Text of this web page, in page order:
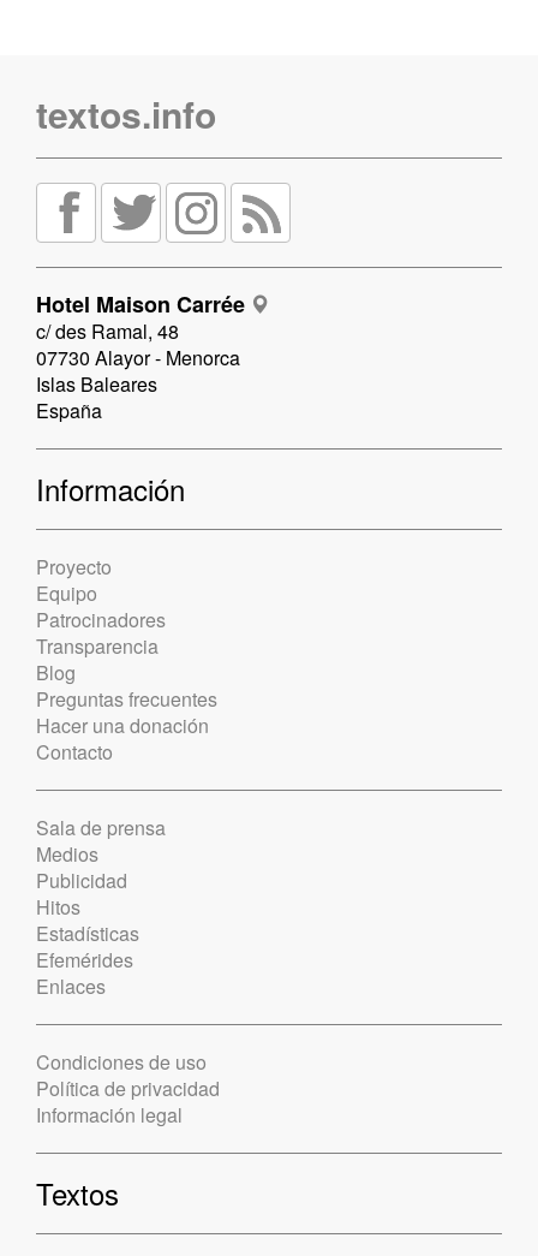
textos.info
Hotel Maison Carrée
c/ des Ramal, 48
07730 Alayor - Menorca
Islas Baleares
España
Información
Proyecto
Equipo
Patrocinadores
Transparencia
Blog
Preguntas frecuentes
Hacer una donación
Contacto
Sala de prensa
Medios
Publicidad
Hitos
Estadísticas
Efemérides
Enlaces
Condiciones de uso
Política de privacidad
Información legal
Textos